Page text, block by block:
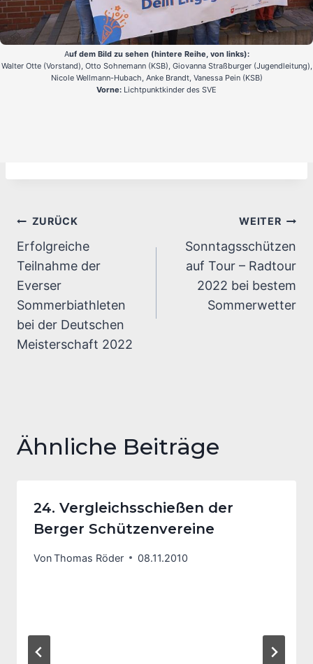
Auf dem Bild zu sehen (hintere Reihe, von links):
Walter Otte (Vorstand), Otto Sohnemann (KSB), Giovanna Straßburger (Jugendleitung),
Nicole Wellmann-Hubach, Anke Brandt, Vanessa Pein (KSB)
Vorne: Lichtpunktkinder des SVE
Beitragsnavigation
ZURÜCK
Erfolgreiche
Teilnahme der
Everser
Sommerbiathleten
bei der Deutschen
Meisterschaft 2022
WEITER
Sonntagsschützen
auf Tour – Radtour
2022 bei bestem
Sommerwetter
Ähnliche Beiträge
24. Vergleichsschießen der
Berger Schützenvereine
VonThomas Röder 08.11.2010